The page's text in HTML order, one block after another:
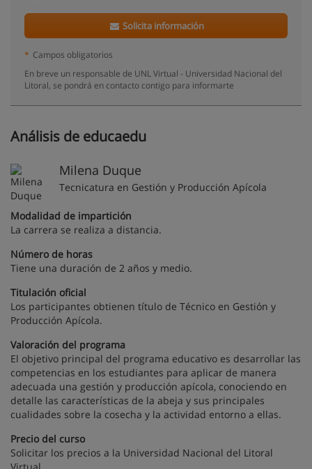
Solicita información
* Campos obligatorios
En breve un responsable de UNL Virtual - Universidad Nacional del
Litoral, se pondrá en contacto contigo para informarte
Análisis de educaedu
Milena Duque
Tecnicatura en Gestión y Producción Apícola
Modalidad de impartición
La carrera se realiza a distancia.
Número de horas
Tiene una duración de 2 años y medio.
Titulación oficial
Los participantes obtienen título de Técnico en Gestión y
Producción Apícola.
Valoración del programa
El objetivo principal del programa educativo es desarrollar las
competencias en los estudiantes para aplicar de manera
adecuada una gestión y producción apícola, conociendo en
detalle las características de la abeja y sus principales
cualidades sobre la cosecha y la actividad entorno a ellas.
Precio del curso
Solicitar los precios a la Universidad Nacional del Litoral